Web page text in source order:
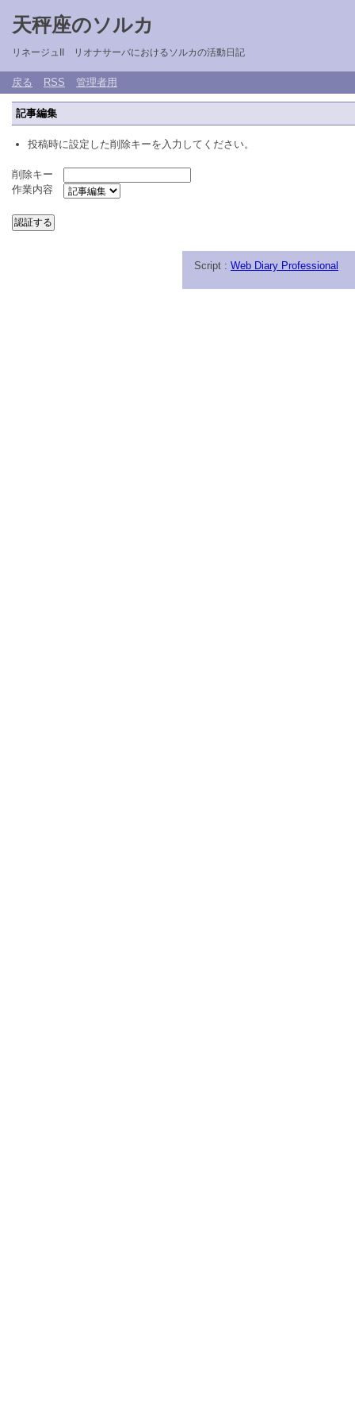
天秤座のソルカ
リネージュII リオナサーバにおけるソルカの活動日記
戻る RSS 管理者用
記事編集
投稿時に設定した削除キーを入力してください。
削除キー
作業内容
Script : Web Diary Professional